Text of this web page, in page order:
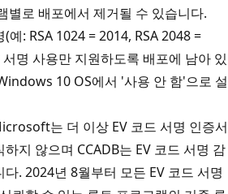
별로 배포에서 제거될 수 있습니다.
예: RSA 1024 = 2014, RSA 2048 =
명 사용만 지원하도록 배포에 남아 있
10 OS에서 '사용 안 함'으로 설
는 더 이상 EV 코드 서명 인증서
지 않으며 CCADB는 EV 코드 서명 감
. 2024년 8월부터 모든 EV 코드 서명